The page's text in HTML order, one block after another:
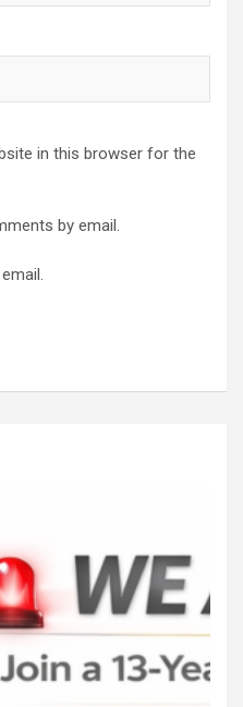
in this browser for the
by email.